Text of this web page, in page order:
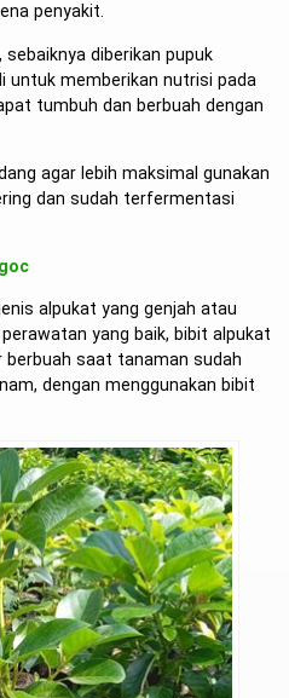
penyakit.
diberikan pupuk
untuk memberikan nutrisi pada
tumbuh dan berbuah dengan
agar lebih maksimal gunakan
dan sudah terfermentasi
alpukat yang genjah atau
yang baik, bibit alpukat
berbuah saat tanaman sudah
dengan menggunakan bibit